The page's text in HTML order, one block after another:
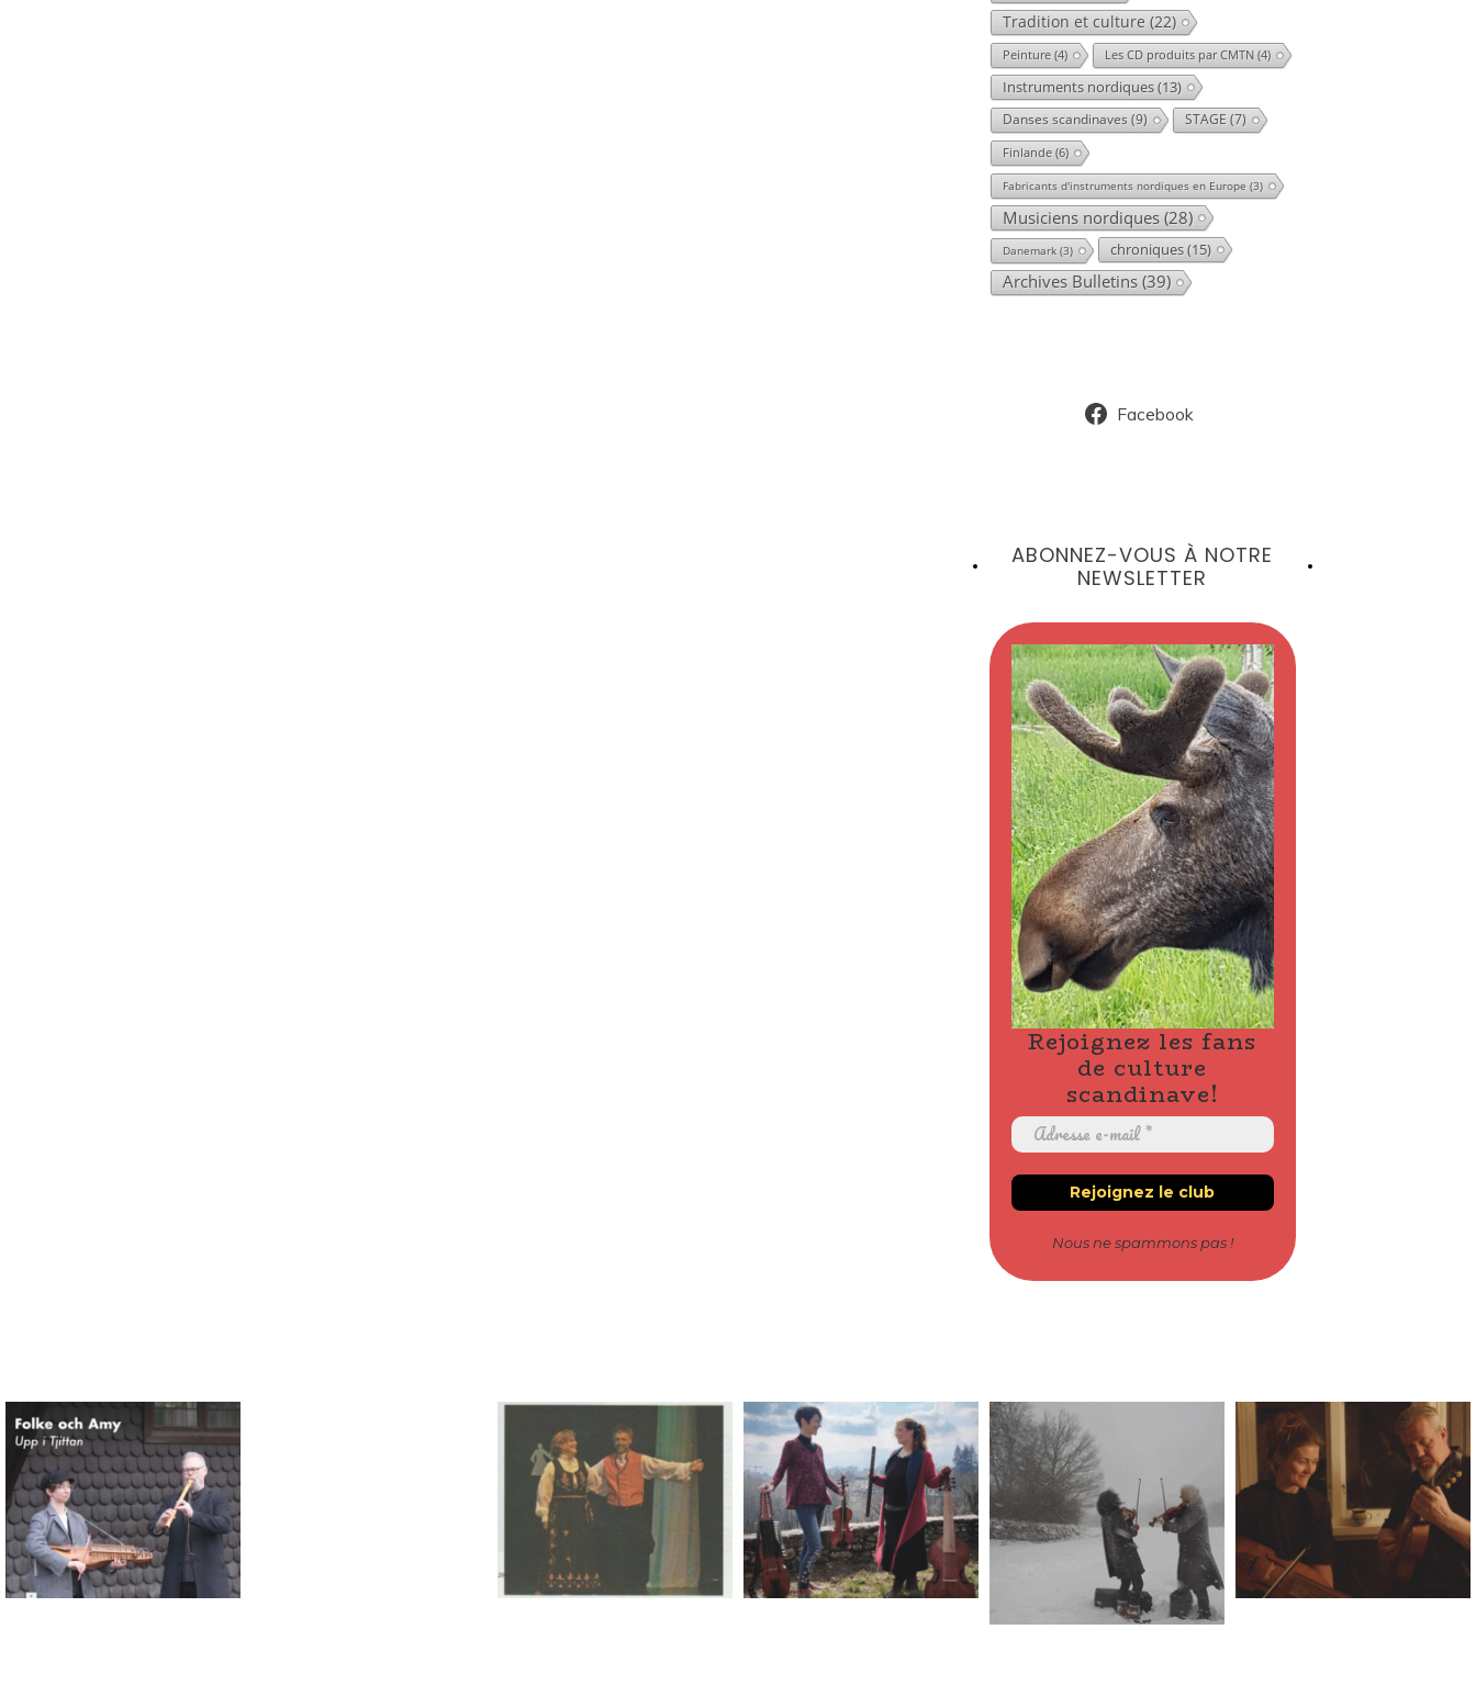
Tradition et culture (22)
Peinture (4) Les CD produits par CMTN (4)
Instruments nordiques(13)
Danses scandinaves (9) STAGE (7)
Finlande (6)
Fabricants d'instruments nordiques en Europe (3)
Musiciens nordiques (28)
Danemark (3) chroniques(15)
Archives Bulletins(39)
Facebook
ABONNEZ-VOUS À NOTRE
NEWSLETTER
Rejoignez les fans
de culture
scandinave!
Nous ne spammons pas !